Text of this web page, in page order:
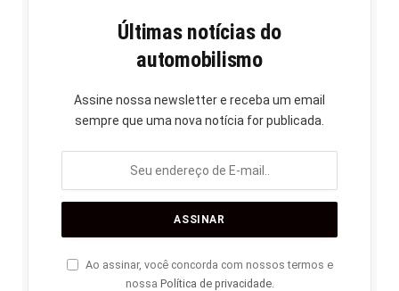
Últimas notícias do
automobilismo
Assine nossa newsletter e receba um email
sempre que uma nova notícia for publicada.
Ao assinar, você concorda com nossos termos e
nossa Política de privacidade.